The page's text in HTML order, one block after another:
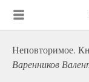
Неповторимое.
Варенников